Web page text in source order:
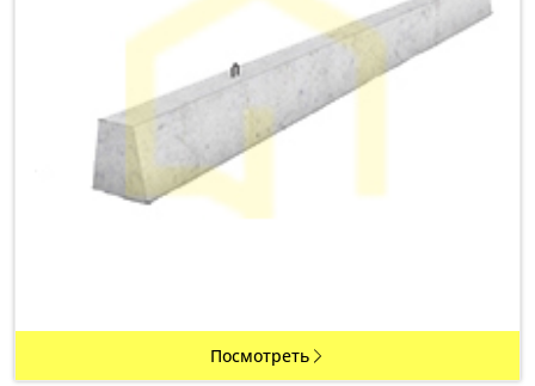
Посмотреть